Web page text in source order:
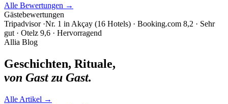
Alle Bewertungen →
Gästebewertungen
Tripadvisor ·Nr. 1 in Akçay (16 Hotels) · Booking.com 8,2 · Sehr
gut · Otelz 9,6 · Hervorragend
Allia Blog
Geschichten, Rituale,
von Gast zu Gast.
Alle Artikel →